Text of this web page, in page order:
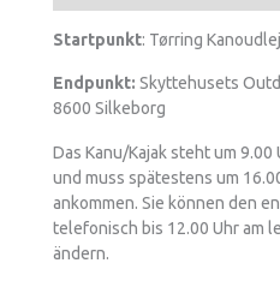
Startpunkt: Tørring
Endpunkt: Skyttehusets
8600 Silkeborg
Das Kanu/Kajak steht um
und muss spätestens um
ankommen. Sie können den
telefonisch bis 12.00 Uhr am
ändern.